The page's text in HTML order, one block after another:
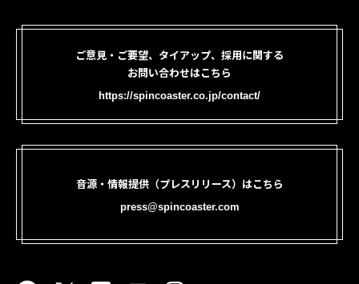
ご意見・ご要望、タイアップ、採用に関する
お問い合わせはこちら
https://spincoaster.co.jp/contact/
音源・情報提供（プレスリリース）はこちら
press@spincoaster.com